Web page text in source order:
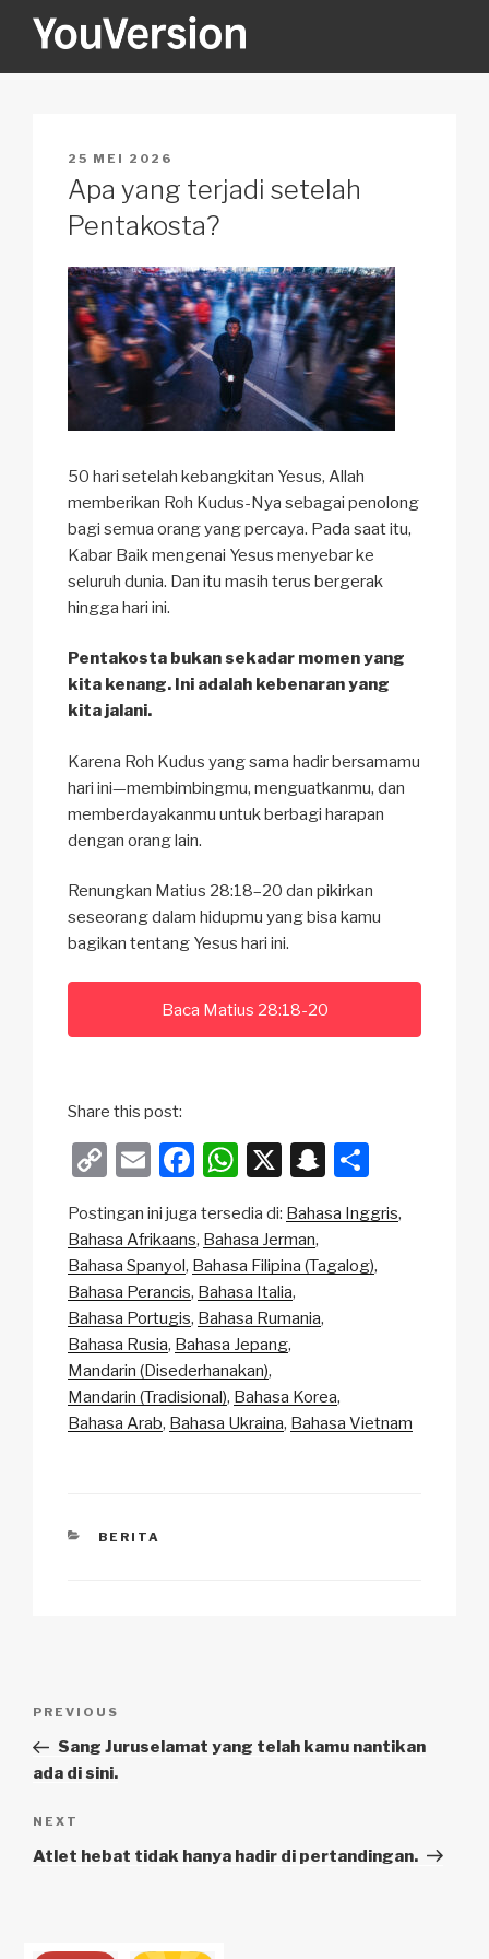
YOUVERSION
POSTED
ON
25 MEI 2026
Apa yang terjadi setelah
Pentakosta?
50 hari setelah kebangkitan Yesus, Allah
memberikan Roh Kudus-Nya sebagai penolong
bagi semua orang yang percaya. Pada saat itu,
Kabar Baik mengenai Yesus menyebar ke
seluruh dunia. Dan itu masih terus bergerak
hingga hari ini.
Pentakosta bukan sekadar momen yang
kita kenang. Ini adalah kebenaran yang
kita jalani.
Karena Roh Kudus yang sama hadir bersamamu
hari ini—membimbingmu, menguatkanmu, dan
memberdayakanmu untuk berbagi harapan
dengan orang lain.
Renungkan Matius 28:18–20 dan pikirkan
seseorang dalam hidupmu yang bisa kamu
bagikan tentang Yesus hari ini.
Baca Matius 28:18-20
Share this post:
C
p
y
Li
n
k
E
ail
F
c
e
b
o
o
k
W
at
s
A
p
p
X
S
a
p
ar
e
Postingan ini juga tersedia di: Bahasa Inggris
Bahasa Afrikaans Bahasa Jerman
Bahasa Spanyol Bahasa Filipina (Tagalog)
Bahasa Perancis Bahasa Italia
Bahasa Portugis Bahasa Rumania
Bahasa Rusia Bahasa Jepang
Mandarin (Disederhanakan)
Mandarin (Tradisional) Bahasa Korea
Bahasa Arab Bahasa Ukraina Bahasa Vietnam
CATEGORIES
BERITA
Previous
Post
PREVIOUS
Sang Juruselamat yang telah kamu nantikan
ada di sini.
Next
Post
NEXT
Atlet hebat tidak hanya hadir di pertandingan.